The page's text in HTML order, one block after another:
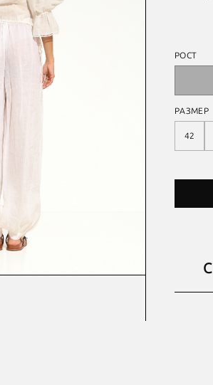
РОСТ
РАЗМЕР
42